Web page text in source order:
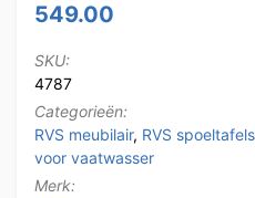
549.00
SKU:
4787
Categorieën:
RVS meubilair, RVS spoeltafels
voor vaatwasser
Merk: